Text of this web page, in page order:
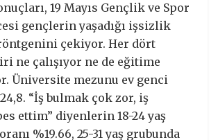
19 Mayıs Gençlik ve Spor
gençlerin yaşadığı işsizlik
çekiyor. Her dört
ne çalışıyor ne de eğitime
Üniversite mezunu ev genci
“İş bulmak çok zor, iş
ettim” diyenlerin 18-24 yaş
%19.66, 25-31 yaş grubunda